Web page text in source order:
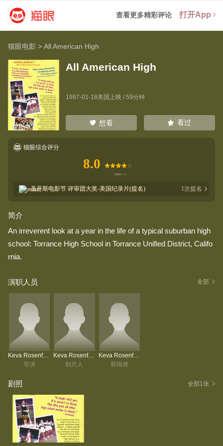
查看更多精彩评论 打开App
猫眼电影 >All American High
All American High
1987-01-18美国上映 / 59分钟
想看 看过
猫眼综合评分
8.0
圣丹斯电影节 评审团大奖-美国纪录片(提名) 1次提名
简介
An irreverent look at a year in the life of a typical suburban high
school: Torrance High School in Torrance Unified District, Califo
rnia.
演职人员 全部
Keva Rosenfeld
导演
Keva Rosenfeld
制片人
Keva Rosenfeld
剪辑师
剧照 全部1张